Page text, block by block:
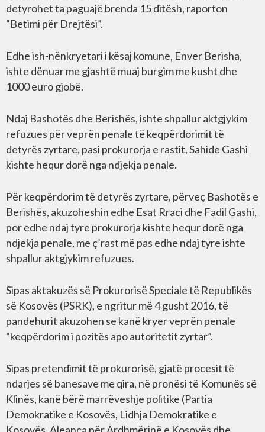
detyrohet ta paguajë brenda 15 ditësh, raporton
“Betimi për Drejtësi”.
Edhe ish-nënkryetari i kësaj komune, Enver Berisha,
ishte dënuar me gjashtë muaj burgim me kusht dhe
1000 euro gjobë.
Ndaj Bashotës dhe Berishës, ishte shpallur aktgjykim
refuzues për veprën penale të keqpërdorimit të
detyrës zyrtare, pasi prokurorja e rastit, Sahide Gashi
kishte hequr dorë nga ndjekja penale.
Për keqpërdorim të detyrës zyrtare, përveç Bashotës e
Berishës, akuzoheshin edhe Esat Rraci dhe Fadil Gashi,
por edhe ndaj tyre prokurorja kishte hequr dorë nga
ndjekja penale, me ç’rast më pas edhe ndaj tyre ishte
shpallur aktgjykim refuzues.
Sipas aktakuzës së Prokurorisë Speciale të Republikës
së Kosovës (PSRK), e ngritur më 4 gusht 2016, të
pandehurit akuzohen se kanë kryer veprën penale
“keqpërdorim i pozitës apo autoritetit zyrtar”.
Sipas pretendimit të prokurorisë, gjatë procesit të
ndarjes së banesave me qira, në pronësi të Komunës së
Klinës, kanë bërë marrëveshje politike (Partia
Demokratike e Kosovës, Lidhja Demokratike e
Kosovës, Aleanca për Ardhmërinë e Kosovës dhe